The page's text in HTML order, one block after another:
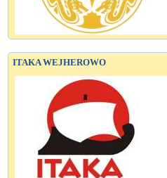
ITAKA WEJHEROWO